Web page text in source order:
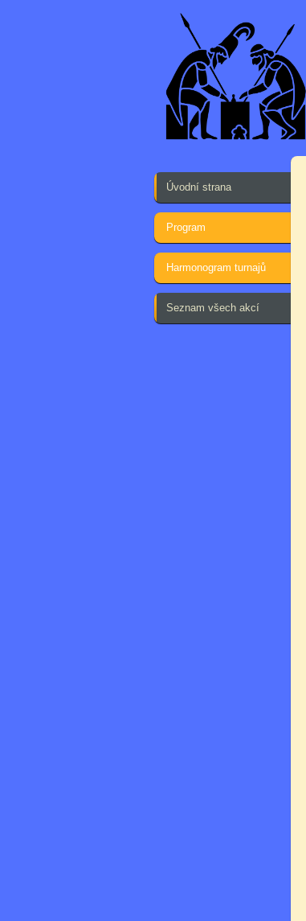
Úvodní strana
Program
Harmonogram turnajů
Seznam všech akcí